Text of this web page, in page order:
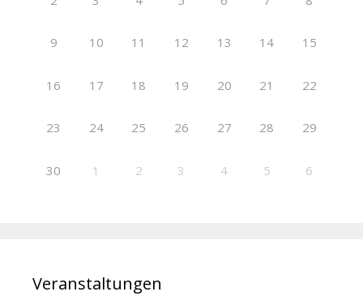
9 10 11 12 13 14 15
16 17 18 19 20 21 22
23 24 25 26 27 28 29
30 1 2 3 4 5 6
Veranstaltungen